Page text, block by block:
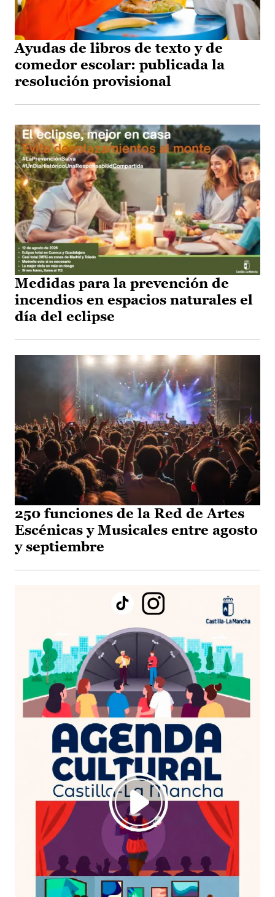
Ayudas de libros de texto y de
comedor escolar: publicada la
resolución provisional
Medidas para la prevención de
incendios en espacios naturales el
día del eclipse
250 funciones de la Red de Artes
Escénicas y Musicales entre agosto
y septiembre